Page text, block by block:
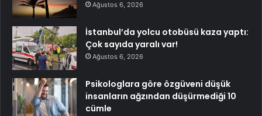
Ağustos 6, 2026
İstanbul’da yolcu otobüsü kaza yaptı:
Çok sayıda yaralı var!
Ağustos 6, 2026
Psikologlara göre özgüveni düşük
insanların ağzından düşürmediği 10
cümle